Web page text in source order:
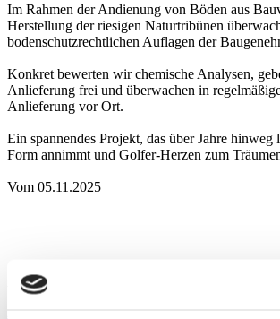
Im Rahmen der Andienung von Böden aus
Herstellung der riesigen Naturtribünen
bodenschutzrechtlichen Auflagen der
Konkret bewerten wir chemische Analysen,
Anlieferung frei und überwachen in
Anlieferung vor Ort.
Ein spannendes Projekt, das über Jahre hinweg
Form annimmt und Golfer-Herzen zum
Vom 05.11.2025
Anfahrt